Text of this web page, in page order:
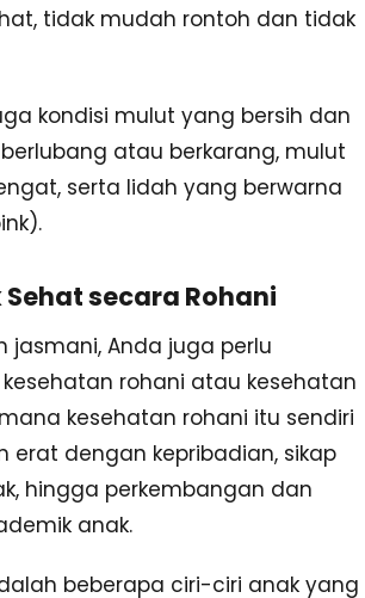
tidak mudah rontoh dan tidak
kondisi mulut yang bersih dan
atau berkarang, mulut
serta lidah yang berwarna
secara Rohani
jasmani, Anda juga perlu
rohani atau kesehatan
kesehatan rohani itu sendiri
erat dengan kepribadian, sikap
hingga perkembangan dan
anak.
beberapa ciri-ciri anak yang